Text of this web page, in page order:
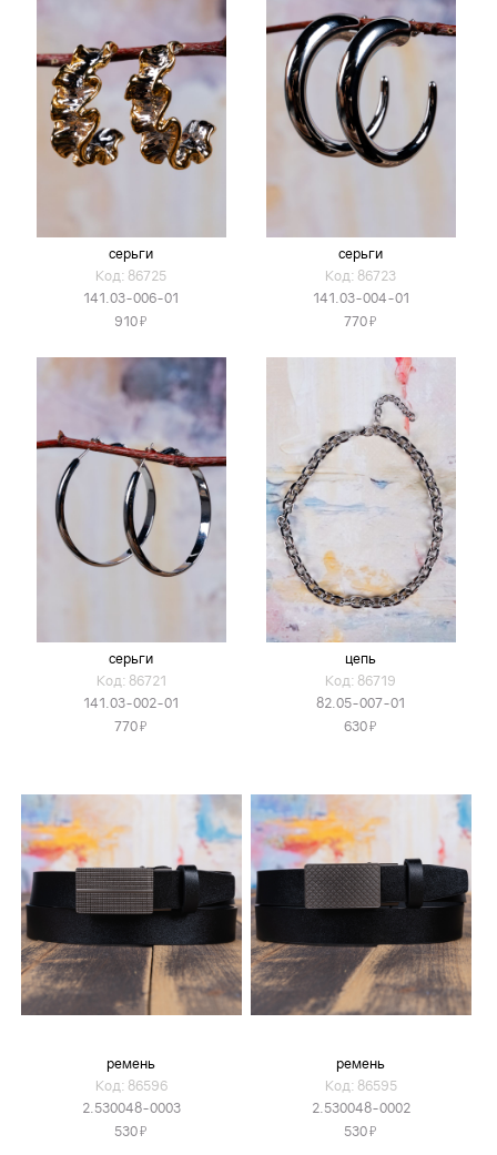
серьги
Код: 86725
141.03-006-01
910Я
серьги
Код: 86723
141.03-004-01
770Я
серьги
Код: 86721
141.03-002-01
770Я
цепь
Код: 86719
82.05-007-01
630Я
ремень
Код: 86596
2.530048-0003
530Я
ремень
Код: 86595
2.530048-0002
530Я